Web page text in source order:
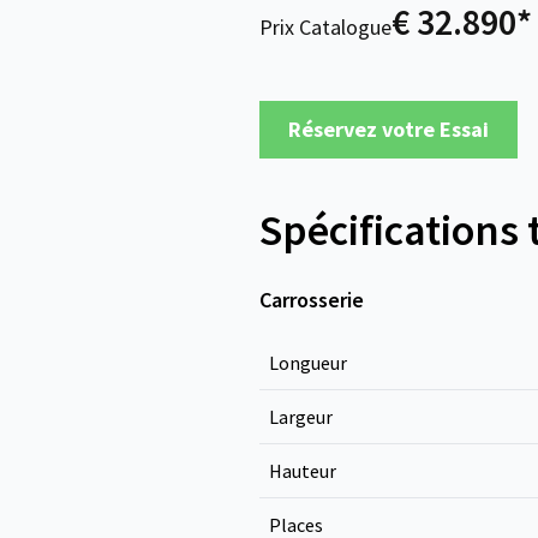
Prix Catalogue€ 32.890*
Réservez votre Essai
Spécifications
Carrosserie
Longueur
Largeur
Hauteur
Places